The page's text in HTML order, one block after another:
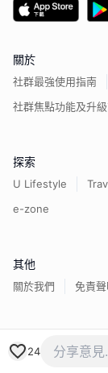
24
關於
社群最強使用指南
社群焦點功能及升
探索
U Lifestyle
e-zone
其他
關於我們 免責聲
香港經濟日報版權所